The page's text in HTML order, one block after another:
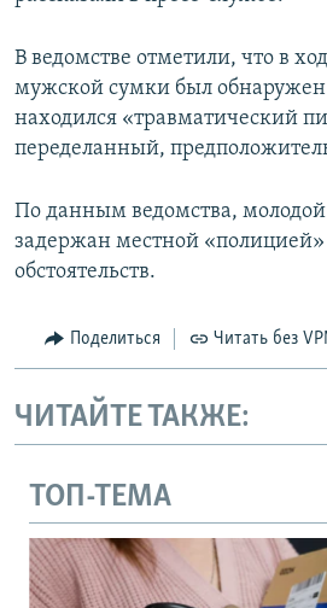
В ведомстве отметили, что в
мужской сумки был обнаружен
находился «травматический
переделанный,
По данным ведомства,
задержан местной
обстоятельств.
Поделиться Читать без
ЧИТАЙТЕ ТАКЖЕ:
ТОП-ТЕМА